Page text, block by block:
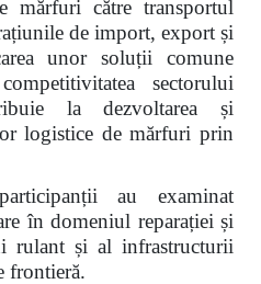
mărfuri către transportul
de import, export și
unor soluții comune
sectorului
la dezvoltarea și
logistice de mărfuri prin
au examinat
în domeniul reparației și
rulant și al infrastructurii
frontieră.